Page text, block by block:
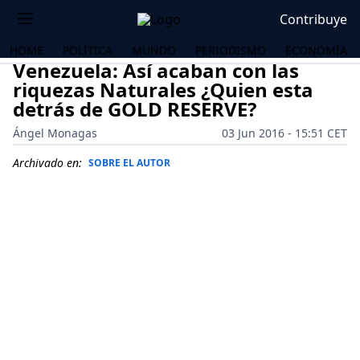
Contribuye
HOME POLÍTICA MUNDO PERIODISMO ECONOMÍA
Venezuela: Así acaban con las
riquezas Naturales ¿Quien esta
detrás de GOLD RESERVE?
Ángel Monagas
03 Jun 2016 - 15:51 CET
Archivado en: SOBRE EL AUTOR